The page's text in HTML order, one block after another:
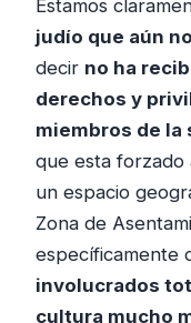
Estamos
judío que aún
decir no ha
derechos y
miembros de la
que esta
un espacio
Zona de
específicamente
involucrados
cultura mucho